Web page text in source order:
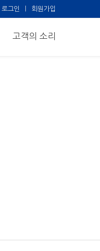
로그인 회원가입
고객의 소리